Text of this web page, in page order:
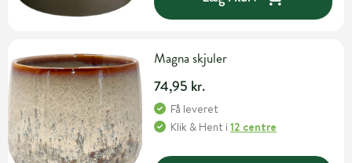
Magna skjuler
74,95 kr.
Få leveret
Klik & Hent i12 centre